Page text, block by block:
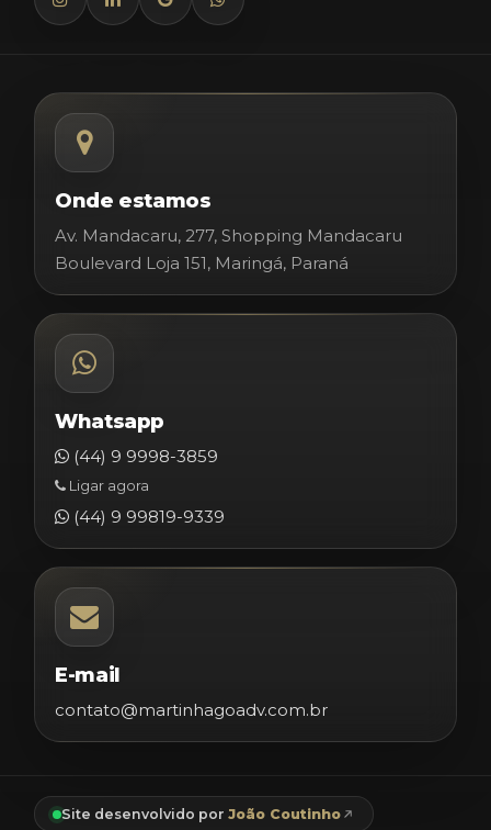
Onde estamos
Av. Mandacaru, 277, Shopping Mandacaru
Boulevard Loja 151, Maringá, Paraná
Whatsapp
(44) 9 9998-3859
Ligar agora
(44) 9 99819-9339
E-mail
contato@martinhagoadv.com.br
Site desenvolvido por João Coutinho